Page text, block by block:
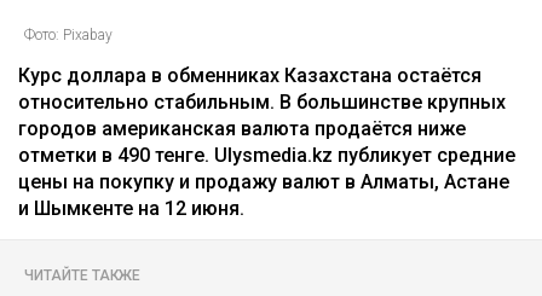
Фото: Pixabay
Курс доллара в обменниках Казахстана остаётся
относительно стабильным. В большинстве крупных
городов американская валюта продаётся ниже
отметки в 490 тенге. Ulysmedia.kz публикует средние
цены на покупку и продажу валют в Алматы, Астане
и Шымкенте на 12 июня.
ЧИТАЙТЕ ТАКЖЕ